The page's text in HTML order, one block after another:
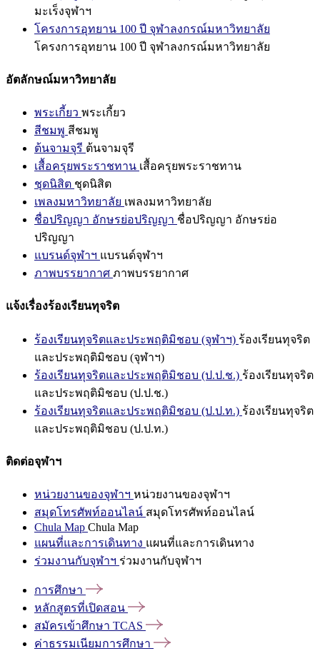
มะเร็งจุฬาฯ
โครงการอุทยาน 100 ปี จุฬาลงกรณ์มหาวิทยาลัย
โครงการอุทยาน 100 ปี จุฬาลงกรณ์มหาวิทยาลัย
อัตลักษณ์มหาวิทยาลัย
พระเกี้ยว พระเกี้ยว
สีชมพู สีชมพู
ต้นจามจุรี ต้นจามจุรี
เสื้อครุยพระราชทาน เสื้อครุยพระราชทาน
ชุดนิสิต ชุดนิสิต
เพลงมหาวิทยาลัย เพลงมหาวิทยาลัย
ชื่อปริญญา อักษรย่อปริญญา ชื่อปริญญา อักษรย่อ
ปริญญา
แบรนด์จุฬาฯ แบรนด์จุฬาฯ
ภาพบรรยากาศ ภาพบรรยากาศ
แจ้งเรื่องร้องเรียนทุจริต
ร้องเรียนทุจริตและประพฤติมิชอบ (จุฬาฯ) ร้องเรียนทุจริต
และประพฤติมิชอบ (จุฬาฯ)
ร้องเรียนทุจริตและประพฤติมิชอบ (ป.ป.ช.) ร้องเรียนทุจริต
และประพฤติมิชอบ (ป.ป.ช.)
ร้องเรียนทุจริตและประพฤติมิชอบ (ป.ป.ท.) ร้องเรียนทุจริต
และประพฤติมิชอบ (ป.ป.ท.)
ติดต่อจุฬาฯ
หน่วยงานของจุฬาฯ หน่วยงานของจุฬาฯ
สมุดโทรศัพท์ออนไลน์ สมุดโทรศัพท์ออนไลน์
Chula Map Chula Map
แผนที่และการเดินทาง แผนที่และการเดินทาง
ร่วมงานกับจุฬาฯ ร่วมงานกับจุฬาฯ
การศึกษา
หลักสูตรที่เปิดสอน
สมัครเข้าศึกษา TCAS
ค่าธรรมเนียมการศึกษา